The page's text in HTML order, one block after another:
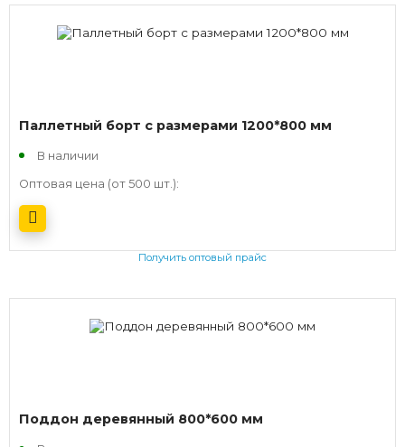
Паллетный борт с размерами 1200*800 мм
В наличии
Оптовая цена (от 500 шт.):
Получить оптовый прайс
Поддон деревянный 800*600 мм